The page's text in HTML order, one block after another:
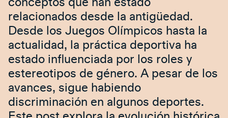
conceptos que han estado
relacionados desde la antigüedad.
Desde los Juegos Olímpicos hasta la
actualidad, la práctica deportiva ha
estado influenciada por los roles y
estereotipos de género. A pesar de los
avances, sigue habiendo
discriminación en algunos deportes.